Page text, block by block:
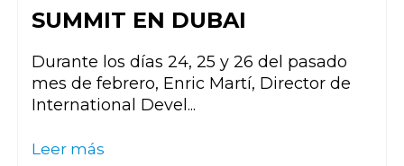
SUMMIT EN DUBAI
Durante los días 24, 25 y 26 del pasado
mes de febrero, Enric Martí, Director de
International Devel...
Leer más